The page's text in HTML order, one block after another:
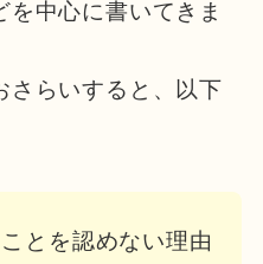
中心に書いてきま
さらいすると、以下
とを認めない理由